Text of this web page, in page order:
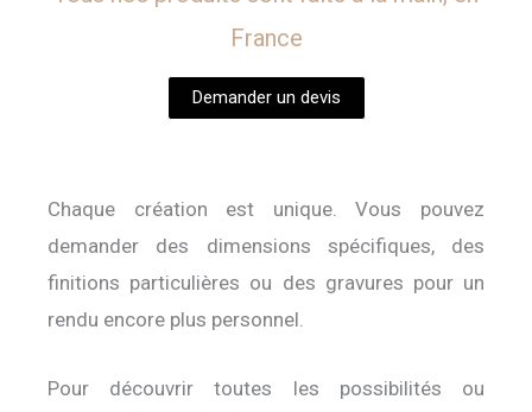
France
Demander un devis
Chaque création est unique. Vous pouvez
demander des dimensions spécifiques, des
finitions particulières ou des gravures pour un
rendu encore plus personnel.
Pour découvrir toutes les possibilités ou